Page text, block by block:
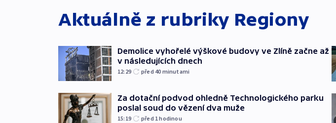
Aktuálně z rubriky Regiony
Demolice vyhořelé výškové budovy ve Zlíně začne až
v následujících dnech
12:29 před 40 minutami
Za dotační podvod ohledně Technologického parku
poslal soud do vězení dva muže
15:19 před 1hodinou